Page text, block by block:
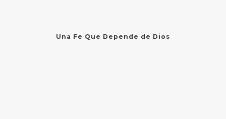
Una Fe Que Depende de Dios